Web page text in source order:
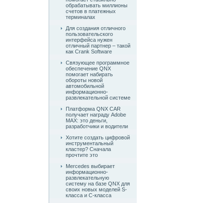
обрабатывать миллионы
счетов в платежных
терминалах
Для создания отличного
пользовательского
интерфейса нужен
отличный партнер – такой
как Crank Software
Связующее программное
обеспечение QNX
помогает набирать
обороты новой
автомобильной
информационно-
развлекательной системе
Платформа QNX CAR
получает награду Adobe
MAX: это деньги,
разработчики и водители
Хотите создать цифровой
инструментальный
кластер? Сначала
прочтите это
Mercedes выбирает
информационно-
развлекательную
систему на базе QNX для
своих новых моделей S-
класса и C-класса